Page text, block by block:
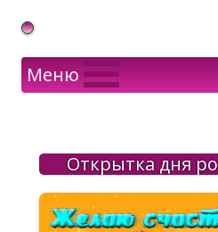
Gif Открытки в подарок
Меню
Открытка дня